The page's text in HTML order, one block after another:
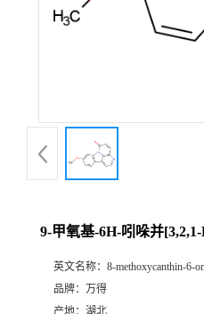
9-甲氧基-6H-吲哚并
英文名称： 8-methoxycanthin-6-
品牌： 万得
产地： 湖北